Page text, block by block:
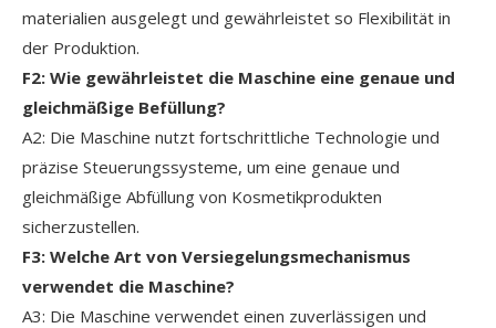
materialien ausgelegt und gewährleistet so Flexibilität in
der Produktion.
F2: Wie gewährleistet die Maschine eine genaue und
gleichmäßige Befüllung?
A2: Die Maschine nutzt fortschrittliche Technologie und
präzise Steuerungssysteme, um eine genaue und
gleichmäßige Abfüllung von Kosmetikprodukten
sicherzustellen.
F3: Welche Art von Versiegelungsmechanismus
verwendet die Maschine?
A3: Die Maschine verwendet einen zuverlässigen und